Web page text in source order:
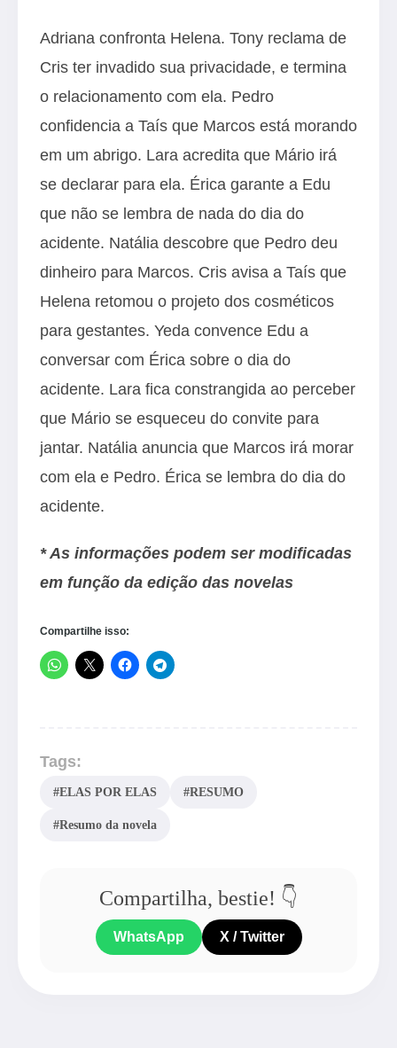
Adriana confronta Helena. Tony reclama de
Cris ter invadido sua privacidade, e termina
o relacionamento com ela. Pedro
confidencia a Taís que Marcos está morando
em um abrigo. Lara acredita que Mário irá
se declarar para ela. Érica garante a Edu
que não se lembra de nada do dia do
acidente. Natália descobre que Pedro deu
dinheiro para Marcos. Cris avisa a Taís que
Helena retomou o projeto dos cosméticos
para gestantes. Yeda convence Edu a
conversar com Érica sobre o dia do
acidente. Lara fica constrangida ao perceber
que Mário se esqueceu do convite para
jantar. Natália anuncia que Marcos irá morar
com ela e Pedro. Érica se lembra do dia do
acidente.
* As informações podem ser modificadas
em função da edição das novelas
Compartilhe isso:
Tags:
#ELAS POR ELAS #RESUMO
#Resumo da novela
Compartilha, bestie! 👇
WhatsApp X / Twitter